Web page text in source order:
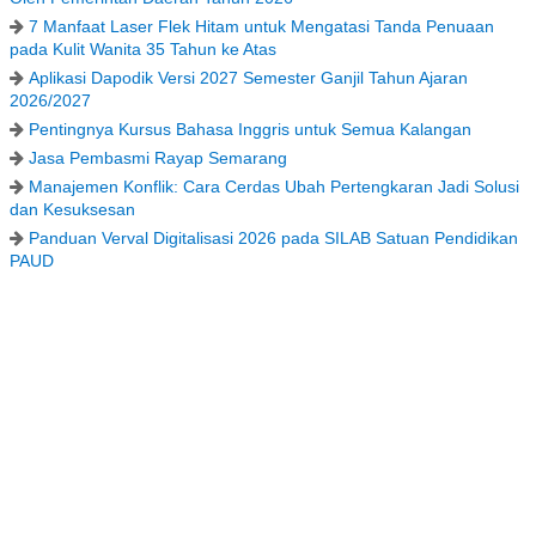
7 Manfaat Laser Flek Hitam untuk Mengatasi Tanda Penuaan
pada Kulit Wanita 35 Tahun ke Atas
Aplikasi Dapodik Versi 2027 Semester Ganjil Tahun Ajaran
2026/2027
Pentingnya Kursus Bahasa Inggris untuk Semua Kalangan
Jasa Pembasmi Rayap Semarang
Manajemen Konflik: Cara Cerdas Ubah Pertengkaran Jadi Solusi
dan Kesuksesan
Panduan Verval Digitalisasi 2026 pada SILAB Satuan Pendidikan
PAUD